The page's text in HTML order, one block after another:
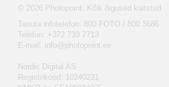
© 2026 Photopoint. Kõik õigused kaitstud
Tasuta infotelefon: 800 FOTO / 800 3686
Telefon: +372 733 7713
E-mail: info@photopoint.ee
Nordic Digital AS
Registrikood: 10240231